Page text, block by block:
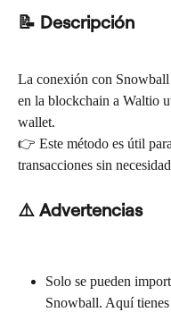
📝 Descripción
La conexión con Snowball
en la blockchain a Waltio
wallet.
👉 Este método es útil
transacciones sin
⚠️ Advertencias
Solo se pueden
Snowball. Aquí